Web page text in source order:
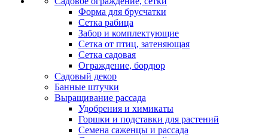
Форма для брусчатки
Сетка рабица
Забор и комплектующие
Сетка от птиц, затеняющая
Сетка садовая
Ограждение, бордюр
Садовый декор
Банные штучки
Выращивание рассада
Удобрения и химикаты
Горшки и подставки для растений
Семена саженцы и рассада